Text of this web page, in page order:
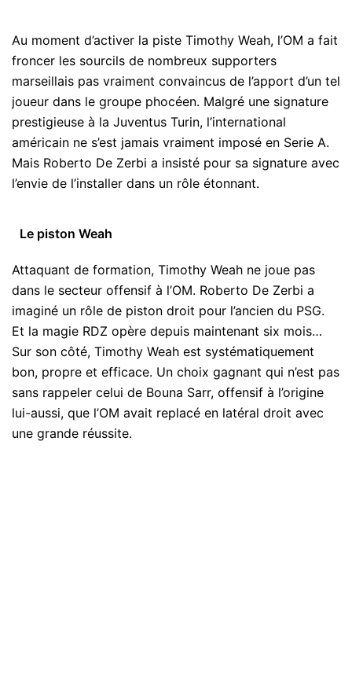
Au moment d’activer la piste Timothy Weah, l’OM a fait
froncer les sourcils de nombreux supporters
marseillais pas vraiment convaincus de l’apport d’un tel
joueur dans le groupe phocéen. Malgré une signature
prestigieuse à la Juventus Turin, l’international
américain ne s’est jamais vraiment imposé en Serie A.
Mais Roberto De Zerbi a insisté pour sa signature avec
l’envie de l’installer dans un rôle étonnant.
Le piston Weah
Attaquant de formation, Timothy Weah ne joue pas
dans le secteur offensif à l’OM. Roberto De Zerbi a
imaginé un rôle de piston droit pour l’ancien du PSG.
Et la magie RDZ opère depuis maintenant six mois…
Sur son côté, Timothy Weah est systématiquement
bon, propre et efficace. Un choix gagnant qui n’est pas
sans rappeler celui de Bouna Sarr, offensif à l’origine
lui-aussi, que l’OM avait replacé en latéral droit avec
une grande réussite.